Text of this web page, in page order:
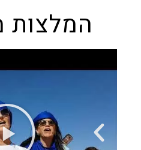
המלצות